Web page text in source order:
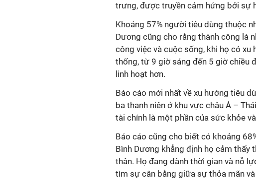
trưng, được truyền cảm hứng bởi sự
Khoảng 57% người tiêu dùng thuộc
Dương cũng cho rằng thành công là
công việc và cuộc sống, khi họ có
thống, từ 9 giờ sáng đến 5 giờ chiều
linh hoạt hơn.
Báo cáo mới nhất về xu hướng tiêu
ba thanh niên ở khu vực châu Á –
tài chính là một phần của sức khỏe
Báo cáo cũng cho biết có khoảng
Bình Dương khẳng định họ cảm thấy
thân. Họ đang dành thời gian và nỗ
tìm sự cân bằng giữa sự thỏa mãn và